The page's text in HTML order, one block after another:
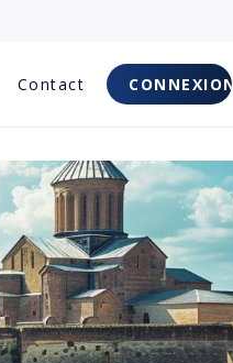
Contact CONNEXION